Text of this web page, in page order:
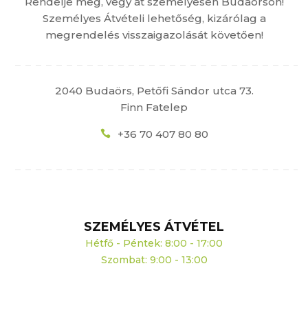
Személyes Átvételi lehetőség, kizárólag a
megrendelés visszaigazolását követően!
2040 Budaörs, Petőfi Sándor utca 73.
Finn Fatelep
+36 70 407 80 80
SZEMÉLYES ÁTVÉTEL
Hétfő - Péntek: 8:00 - 17:00
Szombat: 9:00 - 13:00